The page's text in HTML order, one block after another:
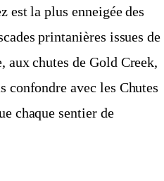
est la plus enneigée des
printanières issues de
aux chutes de Gold Creek,
confondre avec les Chutes
chaque sentier de